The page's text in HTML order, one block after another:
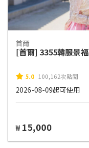
首爾
[首爾] 3355韓服景
5.0 100,162次點閱
2026-08-09起可使用
₩ 15,000